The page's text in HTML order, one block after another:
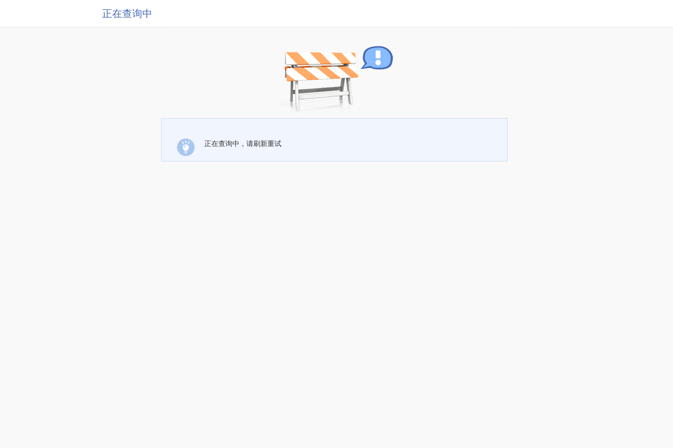
正在查询中
正在查询中，请刷新重试